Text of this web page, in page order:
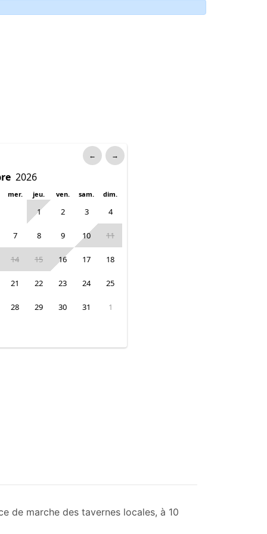
← →
mer. jeu. ven. sam. dim.
1 2 3 4
7 8 9 10 11
14 15 16 17 18
21 22 23 24 25
28 29 30 31 1
de marche des tavernes locales, à 10